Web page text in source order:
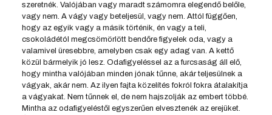
szeretnék. Valójában vagy maradt számomra elegendő belőle,
vagy nem. A vágy vagy beteljesül, vagy nem. Attól függően,
hogy az egyik vagy a másik történik, én vagy a teli,
csokoládétól megcsömörlött bendőre figyelek oda, vagy a
valamivel üresebbre, amelyben csak egy adag van. A kettő
közül bármelyik jó lesz. Odafigyeléssel az a furcsaság áll elő,
hogy mintha valójában minden jónak tűnne, akár teljesülnek a
vágyak, akár nem. Az ilyen fajta közelítés fokról fokra átalakítja
a vágyakat. Nem tűnnek el, de nem hajszolják az embert többé.
Mintha az odafigyeléstől egyszerűen elvesztenék az erejüket.